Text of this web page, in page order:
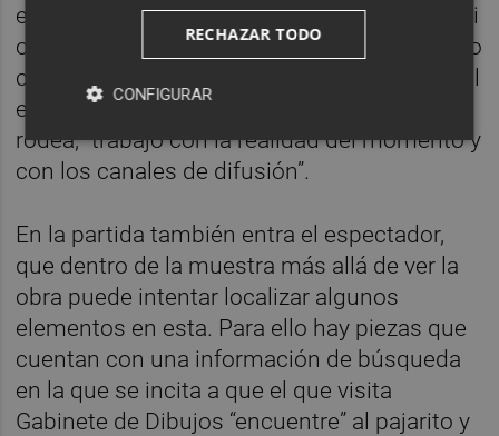
encuentra presente entre los cuadros: “En mi
obra cuento la experiencia vital que he tenido
conmigo mismo, con mis amistades y con el
entorno”, en su norma entra incluir lo que le
rodea, “trabajo con la realidad del momento y
con los canales de difusión”.
En la partida también entra el espectador,
que dentro de la muestra más allá de ver la
obra puede intentar localizar algunos
elementos en esta. Para ello hay piezas que
cuentan con una información de búsqueda
en la que se incita a que el que visita
Gabinete de Dibujos “encuentre” al pajarito y
RECHAZAR TODO
CONFIGURAR